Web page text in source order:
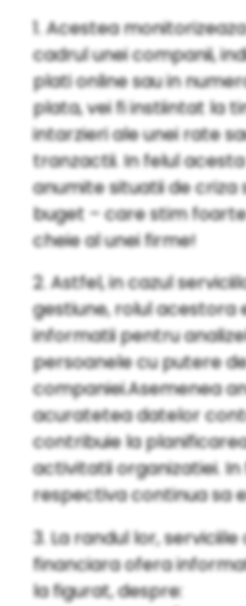
1. Acestea
cadrul unei companii,
plati online sau in
plata, vei fi instiintat la
intarzieri ale unei rate
tranzactii. In felul
anumite situatii de criza
buget – care stim
cheie al unei firme!
2. Astfel, in cazul
gestiune, rolul acestora
informatii pentru
persoanele cu putere
companiei.Asemenea
acuratetea datelor
contribuie la
activitatii organizatiei.
respectiva continua sa
3. La randul lor,
financiara ofera
la figurat, despre: